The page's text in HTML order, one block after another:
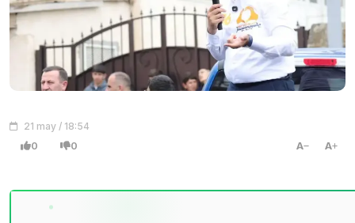
21 may / 18:54
0 0 A A